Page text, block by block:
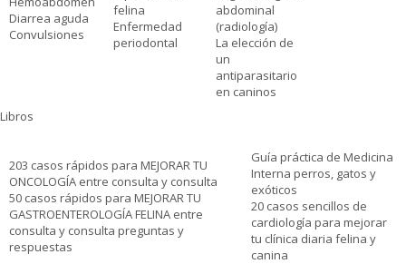
Diarrea aguda
Convulsiones
felina
Enfermedad
periodontal
abdominal
(radiología)
La elección de
un
antiparasitario
en caninos
Libros
203 casos rápidos para MEJORAR TU
ONCOLOGÍA entre consulta y consulta
50 casos rápidos para MEJORAR TU
GASTROENTEROLOGÍA FELINA entre
consulta y consulta preguntas y
respuestas
Guía práctica de Medicina
Interna perros, gatos y
exóticos
20 casos sencillos de
cardiología para mejorar
tu clínica diaria felina y
canina